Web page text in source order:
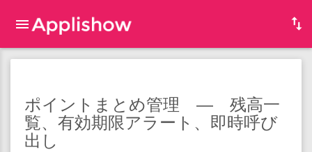
ポイントまとめ管理 ― 残高一
覧、有効期限アラート、即時呼び
出し